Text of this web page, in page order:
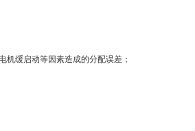
缓启动等因素造成的分配误差；